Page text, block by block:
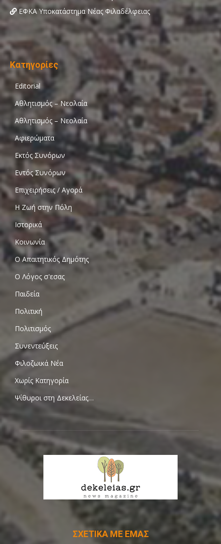
ΕΦΚΑ Υποκατάστημα Νέας Φιλαδέλφειας
Κατηγορίες
Editorial
Αθλητισμός – Νεολαία
Αθλητισμός – Νεολαία
Αφιερώματα
Εκτός Συνόρων
Εντός Συνόρων
Επιχειρήσεις / Αγορά
Η Ζωή στην Πόλη
Ιστορικά
Κοινωνία
Ο Απαιτητικός Δημότης
Ο Λόγος σ'εσας
Παιδεία
Πολιτική
Πολιτισμός
Συνεντεύξεις
Φιλοζωικά Νέα
Χωρίς Κατηγορία
Ψίθυροι στη Δεκελείας…
ΣΧΕΤΙΚΑ ΜΕ ΕΜΑΣ